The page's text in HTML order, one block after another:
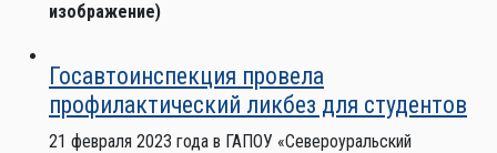
изображение)
Госавтоинспекция провела
профилактический ликбез для студентов
21 февраля 2023 года в ГАПОУ «Североуральский